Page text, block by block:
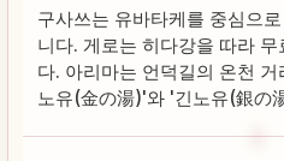
구사쓰는 유바타케를 중심으
니다. 게로는 히다강을 따라
다. 아리마는 언덕길의 온천
노유(金の湯)'와 '긴노유(銀の